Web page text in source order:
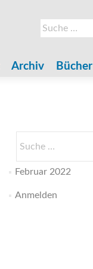
Suche
nach:
Archiv Bücher
nach:
Februar 2022
Anmelden